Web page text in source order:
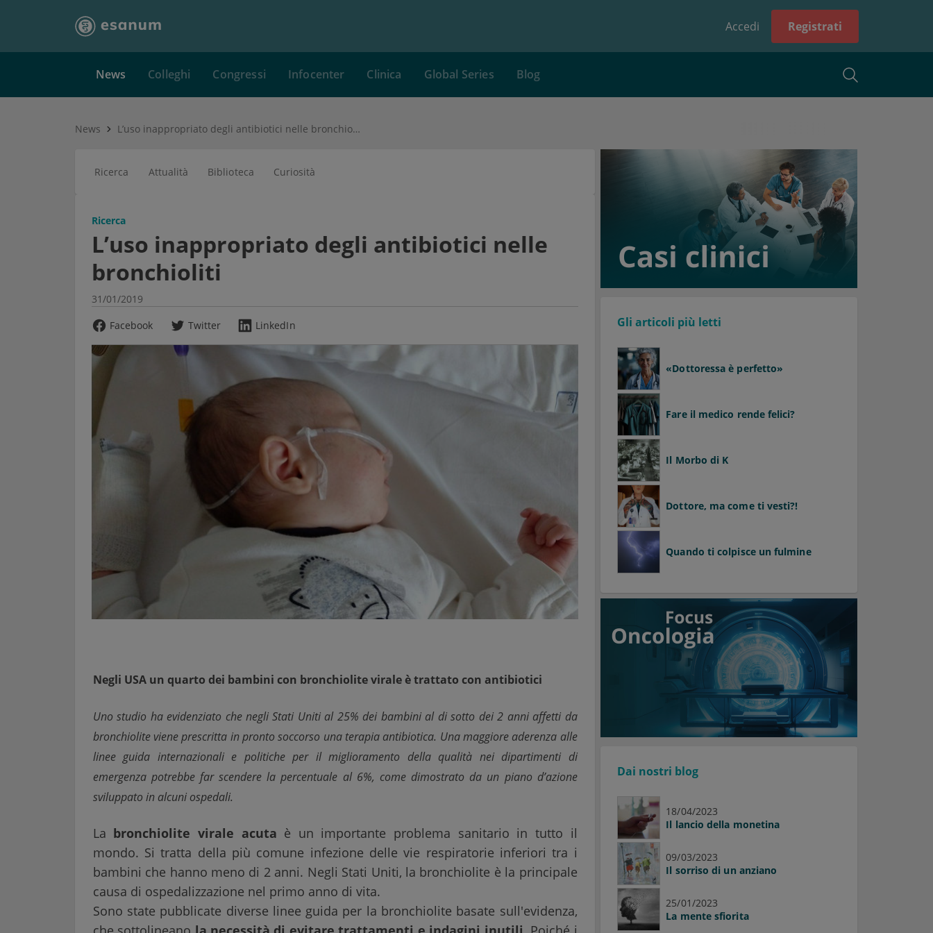
Accedi Registrati
News Colleghi Congressi Infocenter Clinica Global Series Blog
News L’uso inappropriato degli antibiotici nelle bronchioliti
Ricerca Attualità Biblioteca Curiosità
Ricerca
L’uso inappropriato degli antibiotici nelle
bronchioliti
31/01/2019
Facebook
Twitter LinkedIn
Negli USA un quarto dei bambini con bronchiolite virale è trattato con antibiotici
Uno studio ha evidenziato che negli Stati Uniti al 25% dei bambini al di sotto dei 2 anni affetti da
bronchiolite viene prescritta in pronto soccorso una terapia antibiotica. Una maggiore aderenza alle
linee guida internazionali e politiche per il miglioramento della qualità nei dipartimenti di
emergenza potrebbe far scendere la percentuale al 6%, come dimostrato da un piano d’azione
sviluppato in alcuni ospedali.
La bronchiolite virale acuta è un importante problema sanitario in tutto il
mondo. Si tratta della più comune infezione delle vie respiratorie inferiori tra i
bambini che hanno meno di 2 anni. Negli Stati Uniti, la bronchiolite è la principale
causa di ospedalizzazione nel primo anno di vita.
Sono state pubblicate diverse linee guida per la bronchiolite basate sull'evidenza,
Gli articoli più letti
«Dottoressa è perfetto»
Fare il medico rende felici?
Il Morbo di K
Dottore, ma come ti vesti?!
Quando ti colpisce un fulmine
Dai nostri blog
18/04/2023
Il lancio della monetina
09/03/2023
Il sorriso di un anziano
25/01/2023
La mente sfiorita